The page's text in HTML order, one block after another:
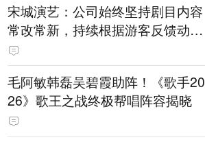
宋城演艺：公司始终坚持剧目内容
常改常新，持续根据游客反馈动态
优化节目配比
毛阿敏韩磊吴碧霞助阵！《歌手20
26》歌王之战终极帮唱阵容揭晓